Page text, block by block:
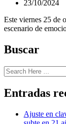
23/10/2024
Este viernes 25 de
escenario de
Buscar
Entradas
Ajuste en